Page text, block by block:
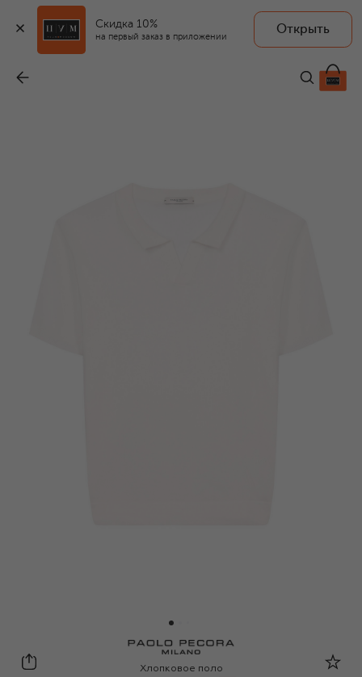
Скидка 10%
на первый заказ в приложении
Открыть
11 300 ₽
Paolo Pecora Milano
Хлопковое поло